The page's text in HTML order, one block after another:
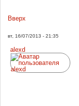
Вверх
вт, 16/07/2013 - 21:35
alexd